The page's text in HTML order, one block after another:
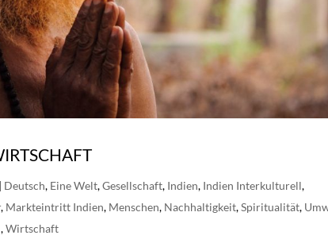
| Deutsch, Eine Welt,Gesellschaft, Indien, Indien Interkulturell,
, Markteintritt Indien, Menschen, Nachhaltigkeit,Spiritualität,
,Wirtschaft